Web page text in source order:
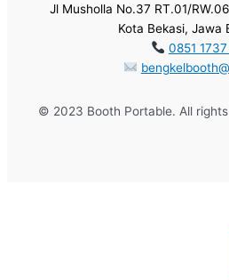
Jl Musholla No.37 RT.01/
Kota Bekasi, Jawa
0851
© 2023 Booth Portable. All